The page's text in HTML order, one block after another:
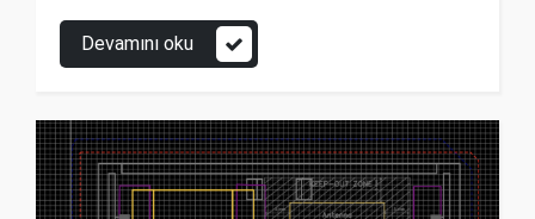
Devamını oku